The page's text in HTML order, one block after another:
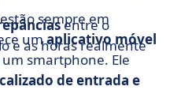
entre o
e as horas realmente
sempre em
umaplicativo móvel
smartphone. Ele
de entrada e